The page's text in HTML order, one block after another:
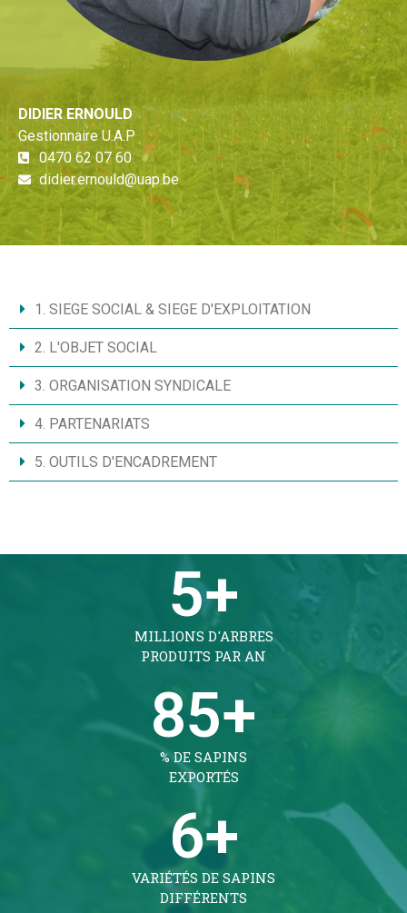
DIDIER ERNOULD
Gestionnaire U.A.P
0470 62 07 60
didier.ernould@uap.be
1. SIEGE SOCIAL & SIEGE D'EXPLOITATION
2. L'OBJET SOCIAL
3. ORGANISATION SYNDICALE
4. PARTENARIATS
5. OUTILS D'ENCADREMENT
5+
MILLIONS D'ARBRES
PRODUITS PAR AN
85+
% DE SAPINS
EXPORTÉS
6+
VARIÉTÉS DE SAPINS
DIFFÉRENTS